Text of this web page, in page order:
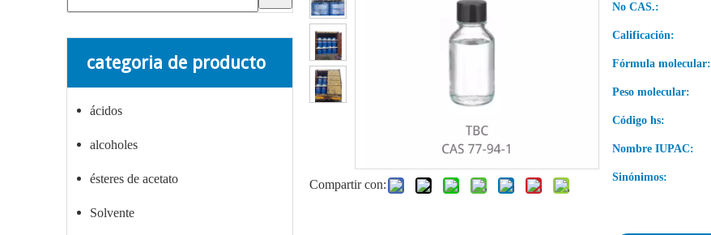
categoria de producto
ácidos
alcoholes
ésteres de acetato
Solvente
Compartir con:
No CAS.:
Calificación:
Fórmula molecular:
Peso molecular:
Código hs:
Nombre IUPAC:
Sinónimos: